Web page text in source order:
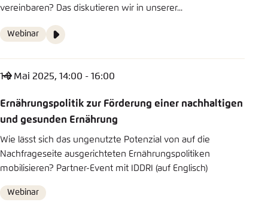
vereinbaren? Das diskutieren wir in unserer...
Format
Webinar
Media
content
Video
14. Mai 2025, 14:00 - 16:00
Ernährungspolitik zur Förderung einer nachhaltigen
und gesunden Ernährung
Wie lässt sich das ungenutzte Potenzial von auf die
Nachfrageseite ausgerichteten Ernährungspolitiken
mobilisieren? Partner-Event mit IDDRI (auf Englisch)
Format
Webinar